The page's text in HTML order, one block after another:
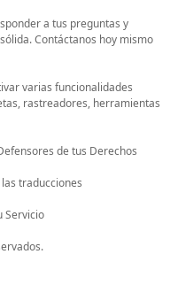
a tus preguntas y
Contáctanos hoy mismo
varias funcionalidades
rastreadores, herramientas
de tus Derechos
traducciones
Servicio